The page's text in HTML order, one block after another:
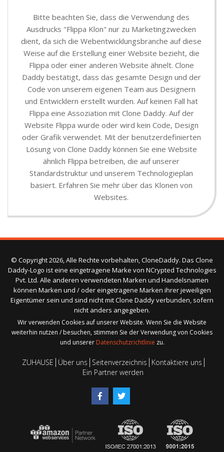
Bitte beachten Sie, dass die Verwendung des
Ausdrucks "Flippa Klon" nur zu Marketingzwecken
dient, da sich die Webentwicklungsbranche auf diese
Weise auf die Erstellung einer Website bezieht, die
Flippa oder einer anderen Website ähnelt. Clone
Daddy bestätigt, dass das gesamte Design und der
Code von unserem eigenen Team aus Designern
und Entwicklern erstellt wurden. Auf keinen Fall hat
Flippa eine Assoziation mit Clone Daddy. Auf der
Website Flippa wurde oder wird kein Code, Design
oder Grafik verwendet. Mit der benutzerdefinierten
Lösung von Clone Daddy können Sie eine Website
ähnlich Flippa betreiben, die auf unserer
Standardstruktur und unserem Technologieplan
basiert. Erfahren Sie mehr über das Klonen von
Websites.
© Copyright 2026, Alle Rechte vorbehalten, CloneDaddy. Das Clone
Daddy-Logo ist eine eingetragene Marke von NCrypted Technologies
Pvt. Ltd. Alle anderen verwendeten Marken und Handelsnamen
können Marken und / oder eingetragene Marken ihrer jeweiligen
Eigentümer sein und sind nicht mit Clone Daddy verbunden, sofern
nicht anders angegeben.
Wir verwenden Cookies auf unserer Website. Wenn Sie die Website
weiterhin nutzen / besuchen, stimmen Sie der Verwendung von Cookies
und unserer Datenschutzrichtlinie zu.
ZUHAUSE Über uns Seitenverzeichnis Kontaktiere uns
Ein Partner werden